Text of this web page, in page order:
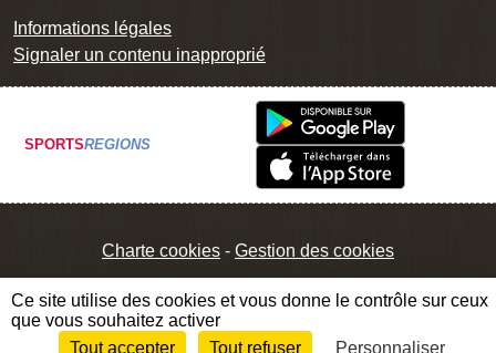
Informations légales
Signaler un contenu inapproprié
SPORTSREGIONS
Charte cookies Gestion des cookies
Envie de participer ?
Ce site utilise des cookies et vous donne le contrôle sur ceux
que vous souhaitez activer
Tout accepter
Tout refuser Personnaliser